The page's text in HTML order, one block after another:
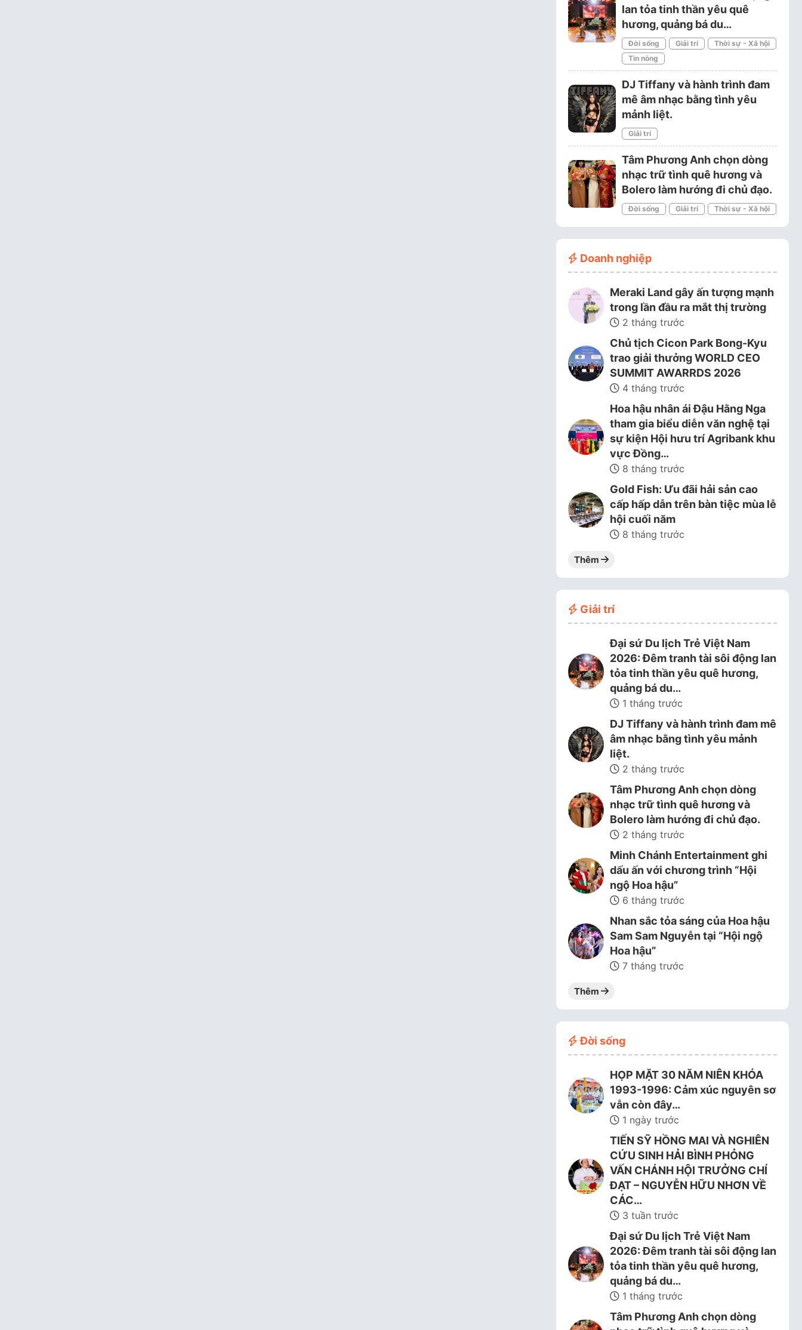
lan tỏa tinh thần yêu quê
hương, quảng bá du…
Đời sống Giải trí
Thời sự - Xã hội
Tin nóng
DJ Tiffany và hành trình đam
mê âm nhạc bằng tình yêu
mảnh liệt.
Giải trí
Tâm Phương Anh chọn dòng
nhạc trữ tình quê hương và
Bolero làm hướng đi chủ đạo.
Đời sống Giải trí Thời sự - Xã hội
Doanh nghiệp
Meraki Land gây ấn tượng mạnh
trong lần đầu ra mắt thị trường
2 tháng trước
Chủ tịch Cicon Park Bong-Kyu
trao giải thưởng WORLD CEO
SUMMIT AWARRDS 2026
4 tháng trước
Hoa hậu nhân ái Đậu Hằng Nga
tham gia biểu diễn văn nghệ tại
sự kiện Hội hưu trí Agribank khu
vực Đồng…
8 tháng trước
Gold Fish: Ưu đãi hải sản cao
cấp hấp dẫn trên bàn tiệc mùa lễ
hội cuối năm
8 tháng trước
Thêm
Giải trí
Đại sứ Du lịch Trẻ Việt Nam
2026: Đêm tranh tài sôi động lan
tỏa tinh thần yêu quê hương,
quảng bá du…
1 tháng trước
DJ Tiffany và hành trình đam mê
âm nhạc bằng tình yêu mảnh
liệt.
2 tháng trước
Tâm Phương Anh chọn dòng
nhạc trữ tình quê hương và
Bolero làm hướng đi chủ đạo.
2 tháng trước
Minh Chánh Entertainment ghi
dấu ấn với chương trình “Hội
ngộ Hoa hậu”
6 tháng trước
Nhan sắc tỏa sáng của Hoa hậu
Sam Sam Nguyễn tại “Hội ngộ
Hoa hậu”
7 tháng trước
Thêm
Đời sống
HỌP MẶT 30 NĂM NIÊN KHÓA
1993-1996: Cảm xúc nguyên sơ
vẫn còn đây…
1 ngày trước
TIẾN SỸ HỒNG MAI VÀ NGHIÊN
CỨU SINH HẢI BÌNH PHỎNG
VẤN CHÁNH HỘI TRƯỞNG CHÍ
ĐẠT – NGUYỄN HỮU NHƠN VỀ
CÁC…
3 tuần trước
Đại sứ Du lịch Trẻ Việt Nam
2026: Đêm tranh tài sôi động lan
tỏa tinh thần yêu quê hương,
quảng bá du…
1 tháng trước
Tâm Phương Anh chọn dòng